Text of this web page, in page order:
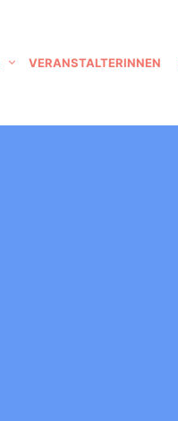
VERANSTALTERINNEN